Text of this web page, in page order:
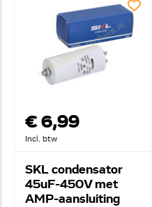
€ 6,99
Incl. btw
SKL condensator
45uF-450V met
AMP-aansluiting